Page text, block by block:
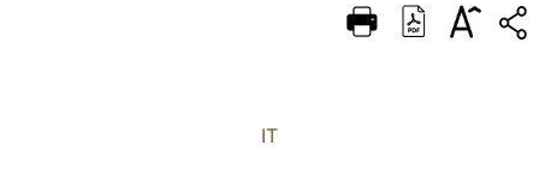
DEUTSCH
IT